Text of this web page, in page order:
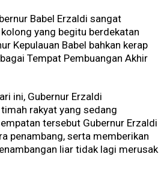
Babel Erzaldi sangat
yang begitu berdekatan
Kepulauan Babel bahkan kerap
Tempat Pembuangan Akhir
ini, Gubernur Erzaldi
rakyat yang sedang
tersebut Gubernur Erzaldi
penambang, serta memberikan
liar tidak lagi merusak